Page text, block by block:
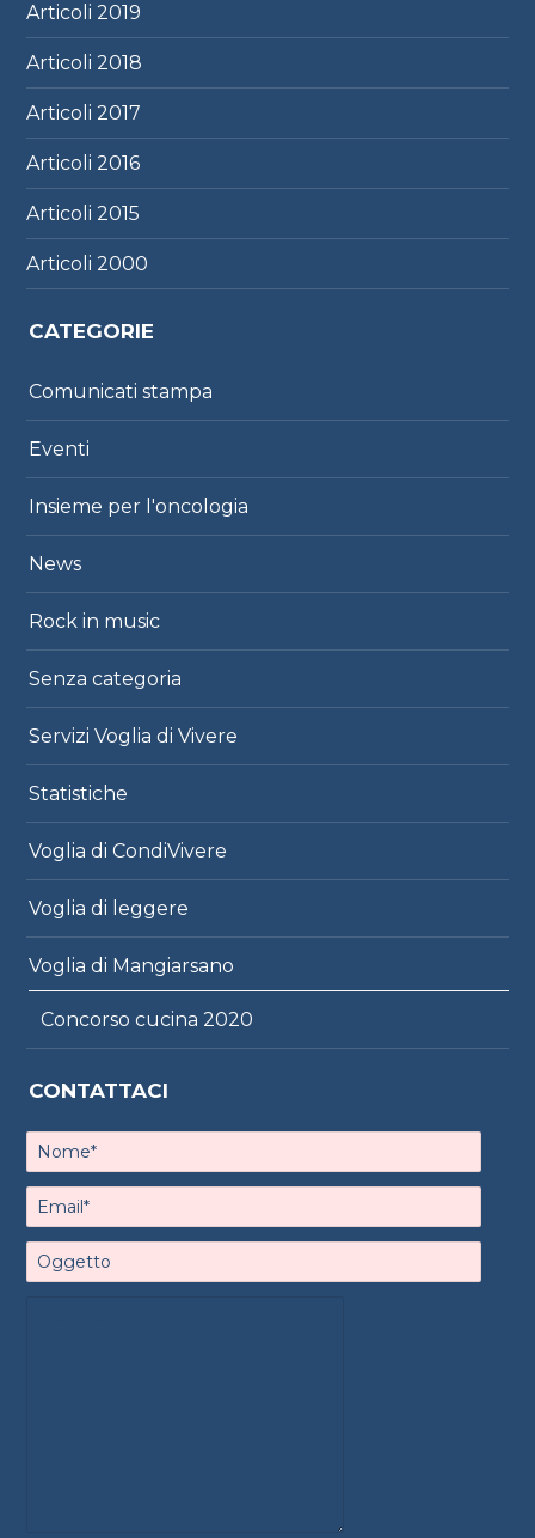
Articoli2019
Articoli2018
Articoli2017
Articoli2016
Articoli2015
Articoli2000
CATEGORIE
Comunicati stampa
Eventi
Insieme per l'oncologia
News
Rock in music
Senza categoria
Servizi Voglia di Vivere
Statistiche
Voglia di CondiVivere
Voglia di leggere
Voglia di Mangiarsano
Concorso cucina 2020
CONTATTACI